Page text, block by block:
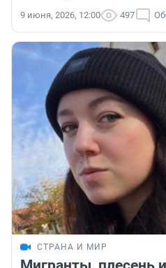
9 июня, 2026, 12:00 497
СТРАНА И МИР